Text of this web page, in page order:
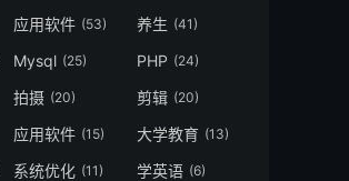
应用软件 (53) 养生 (41)
Mysql (25) PHP (24)
拍摄 (20) 剪辑 (20)
应用软件 (15) 大学教育 (13)
系统优化 (11) 学英语 (6)